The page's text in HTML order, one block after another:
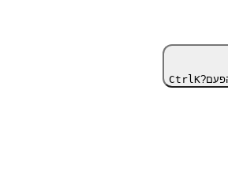
CtrlK